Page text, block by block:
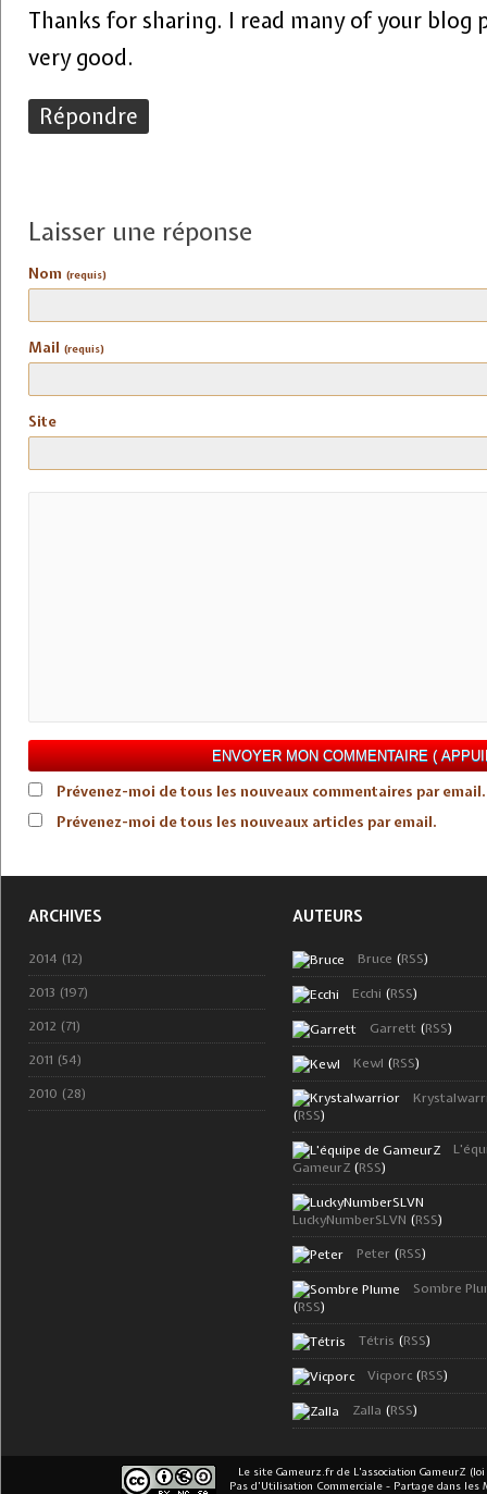
Thanks for sharing. I read many of your blog
very good.
Répondre
Laisser une réponse
Nom (requis)
Mail (requis)
Site
Prévenez-moi de tous les nouveaux commentaires par email.
Prévenez-moi de tous les nouveaux articles par email.
ARCHIVES
2014 (12)
2013 (197)
2012 (71)
2011 (54)
2010 (28)
AUTEURS
Bruce (RSS)
Ecchi (RSS)
Garrett (RSS)
Kewl (RSS)
(RSS)
GameurZ (RSS)
LuckyNumberSLVN (RSS)
Peter (RSS)
Sombre
(RSS)
Tétris (RSS)
Vicporc (RSS)
Zalla (RSS)
Le site Gameurz.fr de L'association GameurZ (loi
Pas d’Utilisation Commerciale - Partage dans